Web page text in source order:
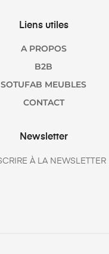
Liens utiles
A PROPOS
B2B
SOTUFAB MEUBLES
CONTACT
Newsletter
À LA NEWSLETTER